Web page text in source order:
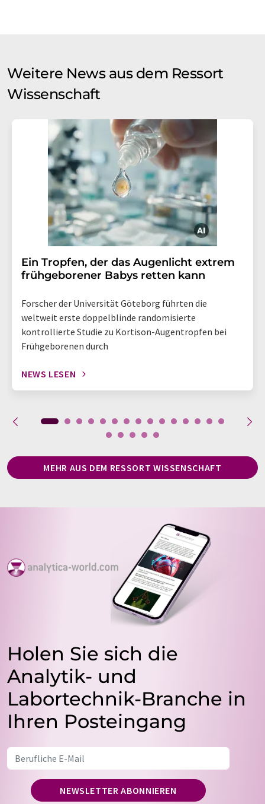
Weitere News aus dem Ressort
Wissenschaft
Ein Tropfen, der das Augenlicht extrem
frühgeborener Babys retten kann
Forscher der Universität Göteborg führten die
weltweit erste doppelblinde randomisierte
kontrollierte Studie zu Kortison-Augentropfen bei
Frühgeborenen durch
NEWS LESEN
MEHR AUS DEM RESSORT WISSENSCHAFT
Holen Sie sich die
Analytik- und
Labortechnik-Branche in
Ihren Posteingang
NEWSLETTER ABONNIEREN